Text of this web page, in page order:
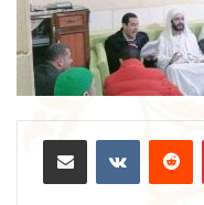
بينتيريست مشاركة عبر البريد